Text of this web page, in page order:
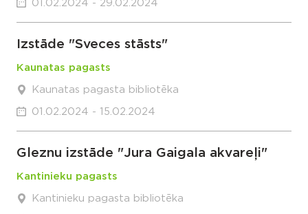
01.02.2024 - 29.02.2024
Izstāde "Sveces stāsts"
Kaunatas pagasts
Kaunatas pagasta bibliotēka
01.02.2024 - 15.02.2024
Gleznu izstāde "Jura Gaigala akvareļi"
Kantinieku pagasts
Kantinieku pagasta bibliotēka